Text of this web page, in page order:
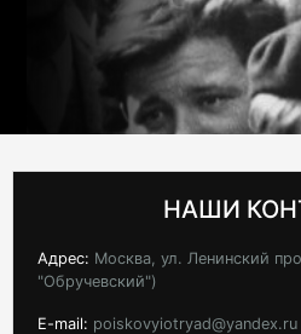
НАШИ
Адрес: Москва, ул. Ленинский
"Обручевский")
E-mail: poiskovyiotryad@yandex.ru